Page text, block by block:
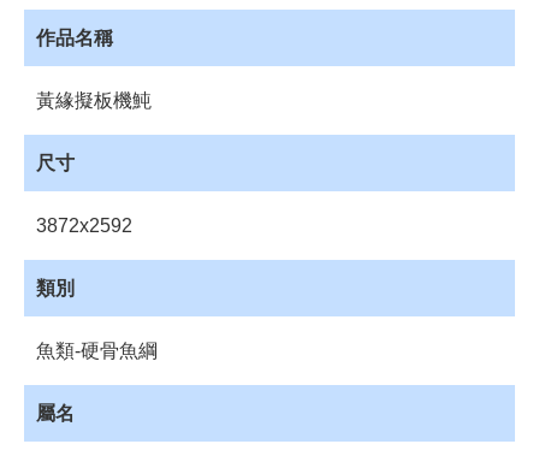
購
物
車
理
資
理
源
作品名稱
黃緣擬板機魨
尺寸
3872x2592
類別
魚類-硬骨魚綱
屬名